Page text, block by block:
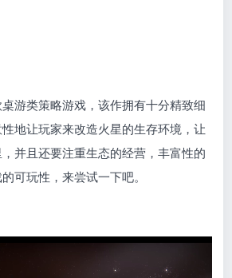
桌游类策略游戏，该作拥有十分精致细
地让玩家来改造火星的生存环境，让
并且还要注重生态的经营，丰富性的
可玩性，来尝试一下吧。